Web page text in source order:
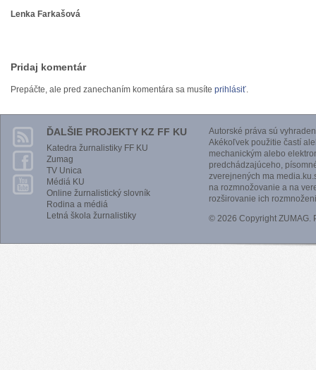
Lenka Farkašová
Pridaj komentár
Prepáčte, ale pred zanechaním komentára sa musíte prihlásiť.
ĎALŠIE PROJEKTY KZ FF KU
Katedra žurnalistiky FF KU
Zumag
TV Unica
Médiá KU
Online žurnalistický slovník
Rodina a médiá
Letná škola žurnalistiky
Autorské práva sú
Akékoľvek použitie častí
mechanickým alebo
predchádzajúceho,
zverejnených ma
na rozmnožovanie a na
rozširovanie ich
© 2026 Copyright ZUMAG.